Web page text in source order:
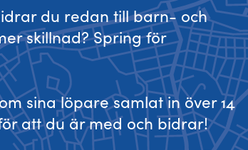
du redan till barn- och
skillnad? Spring för
sina löpare samlat in över 14
att du är med och bidrar!